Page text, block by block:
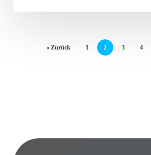
« Zurück 1 2 3 4